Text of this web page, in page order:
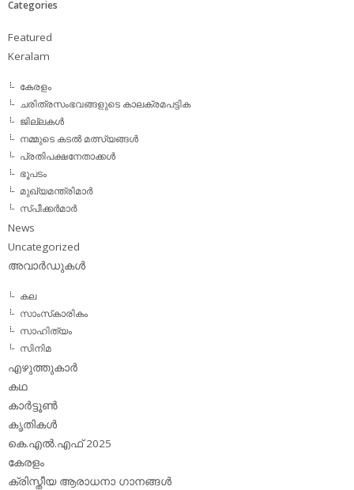
Categories
Featured
Keralam
കേരളം
ചരിത്രസംഭവങ്ങളുടെ കാലക്രമപട്ടിക
ജില്ലകള്‍
നമ്മുടെ കടല്‍ മത്സ്യങ്ങള്‍
പ്രതിപക്ഷനേതാക്കള്‍
ഭൂപടം
മുഖ്യമന്ത്രിമാര്‍
സ്പീക്കര്‍മാര്‍
News
Uncategorized
അവാര്‍ഡുകള്‍
കല
സാംസ്‌കാരികം
സാഹിത്യം
സിനിമ
എഴുത്തുകാര്‍
കഥ
കാര്‍ട്ടൂണ്‍
കൃതികള്‍
കെ.എല്‍.എഫ് 2025
കേരളം
ക്രിസ്തീയ ആരാധനാ ഗാനങ്ങള്‍